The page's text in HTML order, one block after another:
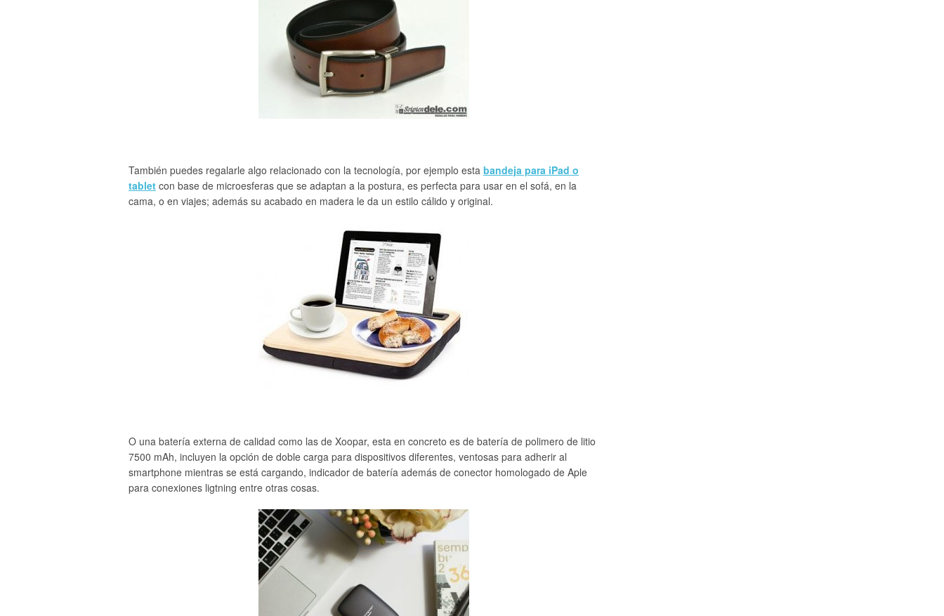
También puedes regalarle algo relacionado con la tecnología, por ejemplo esta bandeja para iPad o
tablet con base de microesferas que se adaptan a la postura, es perfecta para usar en el sofá, en la
cama, o en viajes; además su acabado en madera le da un estilo cálido y original.
O una batería externa de calidad como las de Xoopar, esta en concreto es de batería de polimero de litio
7500 mAh, incluyen la opción de doble carga para dispositivos diferentes, ventosas para adherir al
smartphone mientras se está cargando, indicador de batería además de conector homologado de Aple
para conexiones ligtning entre otras cosas.